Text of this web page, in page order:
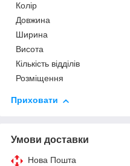
Колір
Довжина
Ширина
Висота
Кількість відділів
Розміщення
Приховати
Умови доставки
Нова Пошта